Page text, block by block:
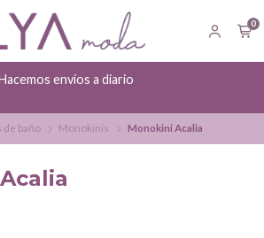
0
envíos a diario
de baño Monokinis Monokini Acalia